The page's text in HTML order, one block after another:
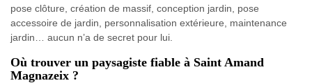
pose clôture, création de massif, conception jardin, pose
accessoire de jardin, personnalisation extérieure, maintenance
jardin… aucun n’a de secret pour lui.
Où trouver un paysagiste fiable à Saint Amand
Magnazeix ?